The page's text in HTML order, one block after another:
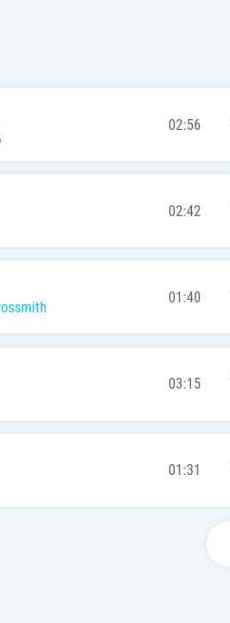
02:56
02:42
01:40
03:15
01:31